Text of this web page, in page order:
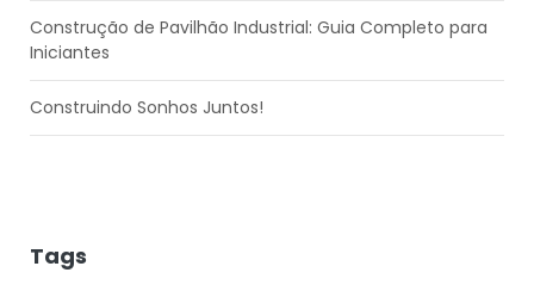
Construção de Pavilhão Industrial: Guia Completo para
Iniciantes
Construindo Sonhos Juntos!
realização de uma obra !
Tags